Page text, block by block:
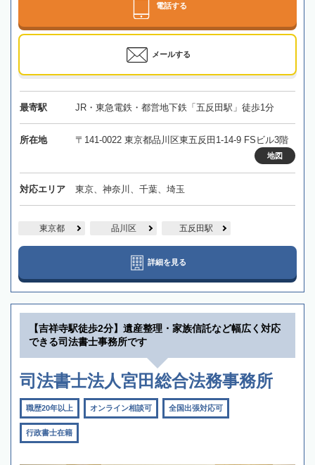
電話する
メールする
最寄駅 JR・東急電鉄・都営地下鉄「五反田駅」徒歩1分
所在地 〒141-0022 東京都品川区東五反田1-14-9 FSビル3階
地図
対応エリア 東京、神奈川、千葉、埼玉
東京都 品川区 五反田駅
詳細を見る
【吉祥寺駅徒歩2分】遺産整理・家族信託など幅広く対応
できる司法書士事務所です
司法書士法人宮田総合法務事務所
職歴20年以上 オンライン相談可 全国出張対応可
行政書士在籍